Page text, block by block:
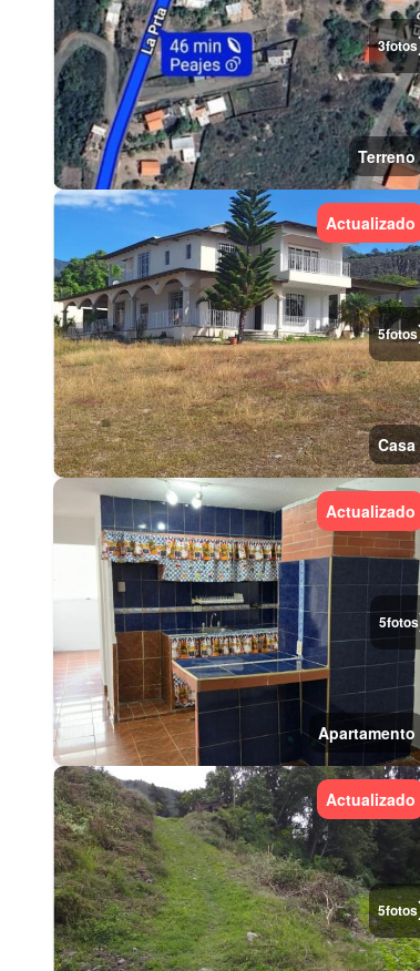
3fotos
Terreno
5fotos
Actualizado
Casa
5fotos
Actualizado
Apartamento
5fotos
Actualizado